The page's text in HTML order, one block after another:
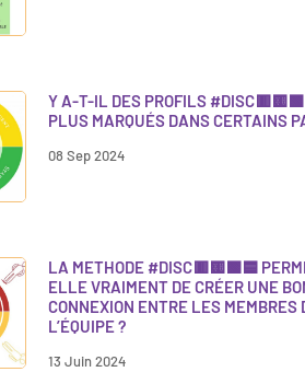
Y A-T-IL DES PROFILS
PLUS MARQUÉS DANS CERTAINS
08 Sep 2024
LA METHODE #DISC🟥🟨🟩🟦
ELLE VRAIMENT DE CRÉER UNE
CONNEXION ENTRE LES MEMBRES
L’ÉQUIPE ?
13 Juin 2024